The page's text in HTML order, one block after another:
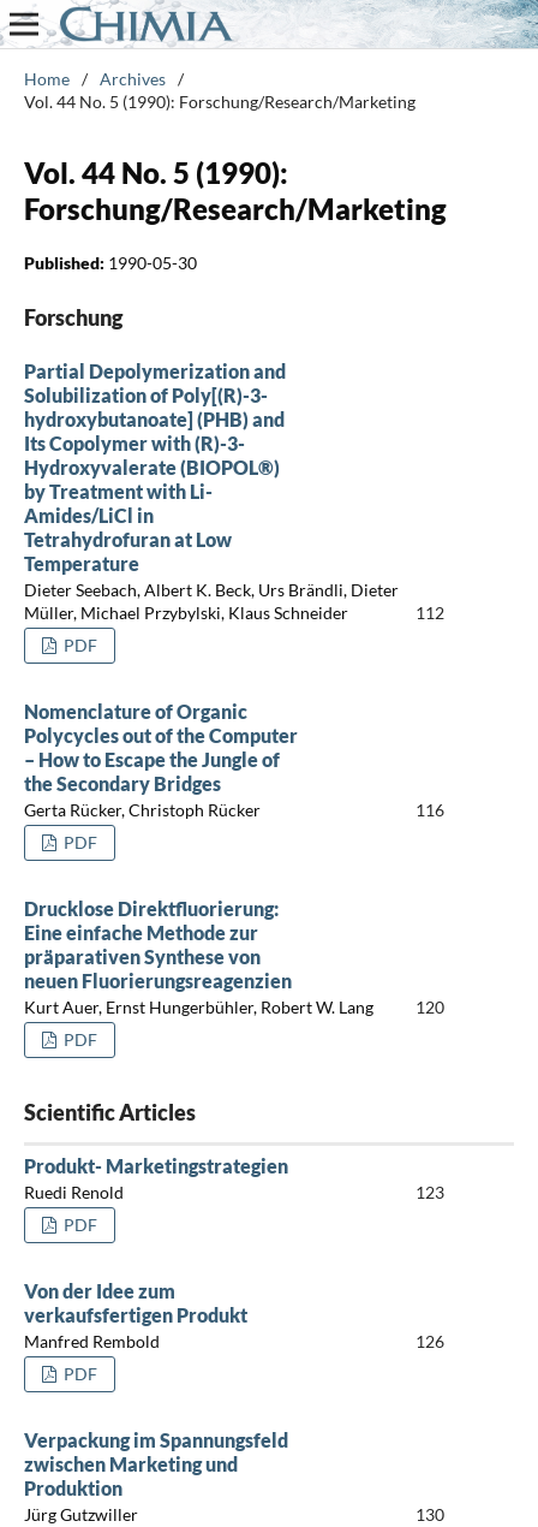
Home / Archives /
Vol. 44 No. 5 (1990): Forschung/Research/Marketing
Vol. 44 No. 5 (1990):
Forschung/Research/Marketing
Published: 1990-05-30
Forschung
Partial Depolymerization and
Solubilization of Poly[(R)-3-
hydroxybutanoate] (PHB) and
Its Copolymer with (R)-3-
Hydroxyvalerate (BIOPOL®)
by Treatment with Li-
Amides/LiCl in
Tetrahydrofuran at Low
Temperature
Dieter Seebach, Albert K. Beck, Urs Brändli, Dieter
Müller, Michael Przybylski, Klaus Schneider
112
PDF
Nomenclature of Organic
Polycycles out of the Computer
– How to Escape the Jungle of
the Secondary Bridges
Gerta Rücker, Christoph Rücker
116
PDF
Drucklose Direktfluorierung:
Eine einfache Methode zur
präparativen Synthese von
neuen Fluorierungsreagenzien
Kurt Auer, Ernst Hungerbühler, Robert W. Lang
120
PDF
Scientific Articles
Produkt- Marketingstrategien
Ruedi Renold
123
PDF
Von der Idee zum
verkaufsfertigen Produkt
Manfred Rembold
126
PDF
Verpackung im Spannungsfeld
zwischen Marketing und
Produktion
Jürg Gutzwiller
130